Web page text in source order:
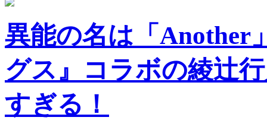
異能の名は「Another
グス』コラボの綾辻
すぎる！